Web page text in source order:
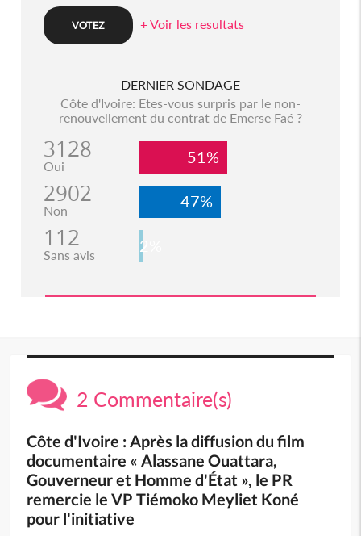
+ Voir les resultats
DERNIER SONDAGE
Côte d'Ivoire: Etes-vous surpris par le non-
renouvellement du contrat de Emerse Faé ?
3128
Oui 51%
2902
Non 47%
112
Sans avis 2%
2 Commentaire(s)
Côte d'Ivoire : Après la diffusion du film
documentaire « Alassane Ouattara,
Gouverneur et Homme d'État », le PR
remercie le VP Tiémoko Meyliet Koné
pour l'initiative